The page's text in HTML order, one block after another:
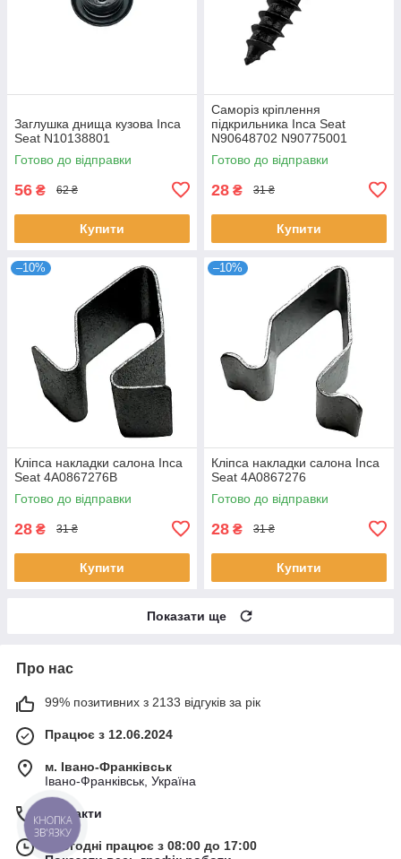
Заглушка днища кузова Inca
Seat N10138801
Готово до відправки
56 ₴ 62 ₴
Купити
Саморіз кріплення
підкрильника Inca Seat
N90648702 N90775001
Готово до відправки
28 ₴ 31 ₴
Купити
–10%
Кліпса накладки салона Inca
Seat 4A0867276B
Готово до відправки
28 ₴ 31 ₴
Купити
–10%
Кліпса накладки салона Inca
Seat 4A0867276
Готово до відправки
28 ₴ 31 ₴
Купити
Показати ще
Про нас
99% позитивних з 2133 відгуків за рік
Працює з 12.06.2024
м. Івано-Франківськ
Івано-Франківськ, Україна
Контакти
Сьогодні працює з 08:00 до 17:00
КНОПКА
ЗВ'ЯЗКУ